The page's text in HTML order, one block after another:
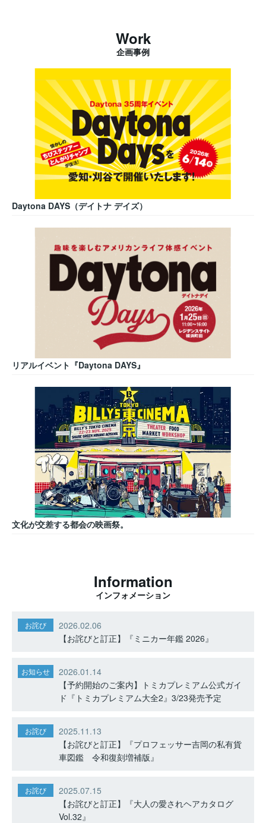
Work
企画事例
Daytona DAYS（デイトナ デイズ）
リアルイベント『Daytona DAYS』
文化が交差する都会の映画祭。
Information
インフォメーション
お詫び
2026.02.06
【お詫びと訂正】『ミニカー年鑑 2026』
お知らせ
2026.01.14
【予約開始のご案内】トミカプレミアム公式ガイ
ド『トミカプレミアム大全2』3/23発売予定
お詫び
2025.11.13
【お詫びと訂正】『プロフェッサー吉岡の私有貨
車図鑑 令和復刻増補版』
お詫び
2025.07.15
【お詫びと訂正】『大人の愛されヘアカタログ
Vol.32』